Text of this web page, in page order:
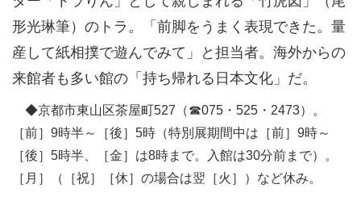
形光琳筆）のトラ。「前脚をうまく表現できた。量
産して紙相撲で遊んでみて」と担当者。海外からの
来館者も多い館の「持ち帰れる日本文化」だ。
◆京都市東山区茶屋町527（☎075・525・2473）。
［前］9時半～［後］5時（特別展期間中は［前］9時～
［後］5時半、［金］は8時まで。入館は30分前まで）。
［月］（［祝］［休］の場合は翌［火］）など休み。